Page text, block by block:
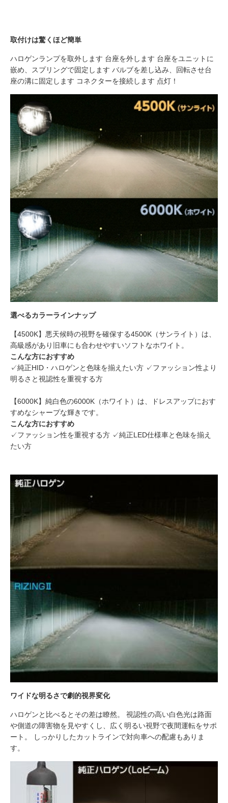
取付けは驚くほど簡単
ハロゲンランプを取外します 台座を外します 台座をユニットに
嵌め、スプリングで固定します バルブを差し込み、回転させ台
座の溝に固定します コネクターを接続します 点灯！
選べるカラーラインナップ
【4500K】悪天候時の視野を確保する4500K（サンライト）は、
高級感があり旧車にも合わせやすいソフトなホワイト。
こんな方におすすめ
✓純正HID・ハロゲンと色味を揃えたい方 ✓ファッション性より
明るさと視認性を重視する方
【6000K】純白色の6000K（ホワイト）は、ドレスアップにおす
すめなシャープな輝きです。
こんな方におすすめ
✓ファッション性を重視する方 ✓純正LED仕様車と色味を揃え
たい方
ワイドな明るさで劇的視界変化
ハロゲンと比べるとその差は瞭然。 視認性の高い白色光は路面
や側道の障害物を見やすくし、広く明るい視野で夜間運転をサポ
ート。 しっかりしたカットラインで対向車への配慮もありま
す。